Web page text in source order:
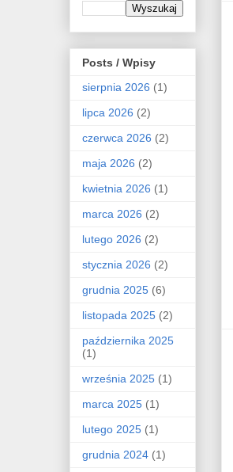
Posts / Wpisy
sierpnia 2026 (1)
lipca 2026 (2)
czerwca 2026 (2)
maja 2026 (2)
kwietnia 2026 (1)
marca 2026 (2)
lutego 2026 (2)
stycznia 2026 (2)
grudnia 2025 (6)
listopada 2025 (2)
października 2025
(1)
września 2025 (1)
marca 2025 (1)
lutego 2025 (1)
grudnia 2024 (1)